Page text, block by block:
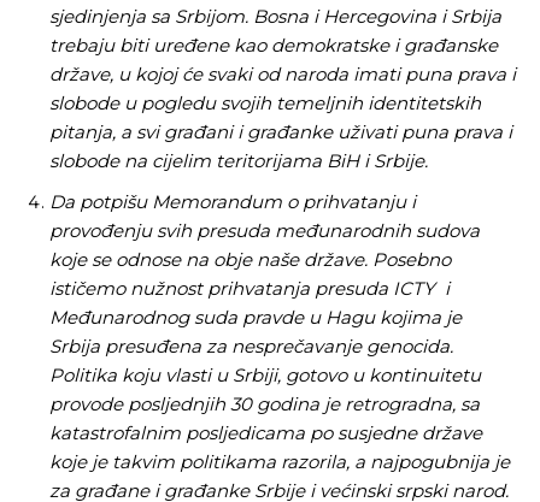
[wpuf_form id=”7463”]
[wpuf_form id=”7463”]
sjedinjenja sa Srbijom. Bosna i Hercegovina i Srbija
trebaju biti uređene kao demokratske i građanske
države, u kojoj će svaki od naroda imati puna prava i
slobode u pogledu svojih temeljnih identitetskih
pitanja, a svi građani i građanke uživati puna prava i
slobode na cijelim teritorijama BiH i Srbije.
Da potpišu Memorandum o prihvatanju i
provođenju svih presuda međunarodnih sudova
koje se odnose na obje naše države. Posebno
ističemo nužnost prihvatanja presuda ICTY i
Međunarodnog suda pravde u Hagu kojima je
Srbija presuđena za nesprečavanje genocida.
Politika koju vlasti u Srbiji, gotovo u kontinuitetu
provode posljednjih 30 godina je retrogradna, sa
katastrofalnim posljedicama po susjedne države
koje je takvim politikama razorila, a najpogubnija je
za građane i građanke Srbije i većinski srpski narod.